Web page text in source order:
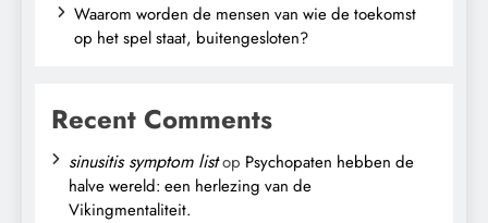
Waarom worden de mensen van wie de toekomst
op het spel staat, buitengesloten?
Recent Comments
sinusitis symptom listop Psychopaten hebben de
halve wereld: een herlezing van de
Vikingmentaliteit.